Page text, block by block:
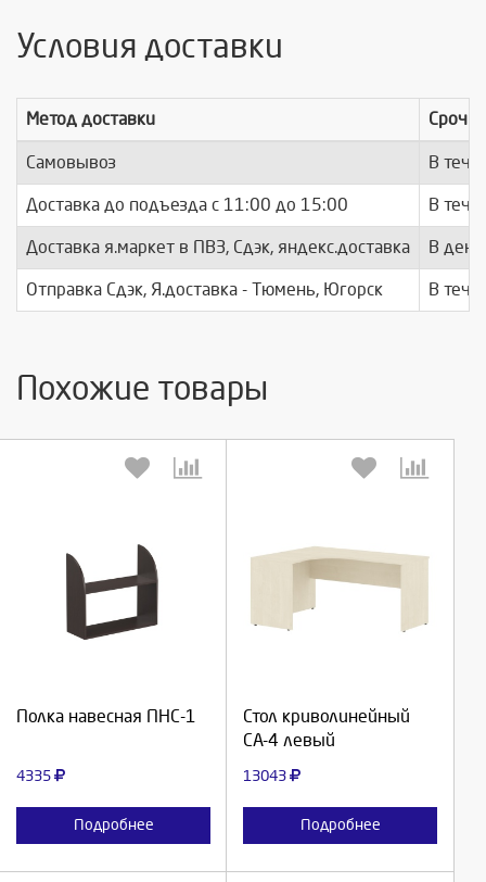
Условия доставки
Метод доставки
Самовывоз В
Доставка до подъезда c 11:00 до 15:00 В
Доставка я.маркет в ПВЗ, Сдэк, яндекс.доставка В день
Отправка Сдэк, Я.доставка - Тюмень, Югорск В
Похожие товары
Полка навесная ПНС-1
4335
Подробнее
Выберите количество:
Стол криволинейный
СА-4 левый
13043
Подробнее
Отмена